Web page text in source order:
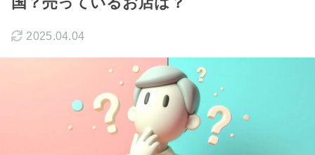
2025.04.04